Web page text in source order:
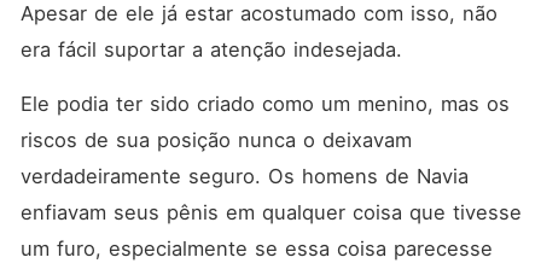
Apesar de ele já estar acostumado com isso, não
era fácil suportar a atenção indesejada.
Ele podia ter sido criado como um menino, mas os
riscos de sua posição nunca o deixavam
verdadeiramente seguro. Os homens de Navia
enfiavam seus pênis em qualquer coisa que tivesse
um furo, especialmente se essa coisa parecesse